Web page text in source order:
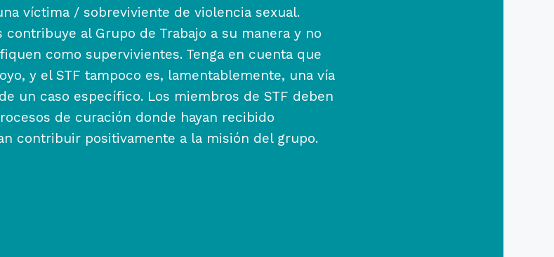
víctima / sobreviviente de violencia sexual.
al Grupo de Trabajo a su manera y no
como supervivientes. Tenga en cuenta que
y el STF tampoco es, lamentablemente, una vía
un caso específico. Los miembros de STF deben
de curación donde hayan recibido
contribuir positivamente a la misión del grupo.